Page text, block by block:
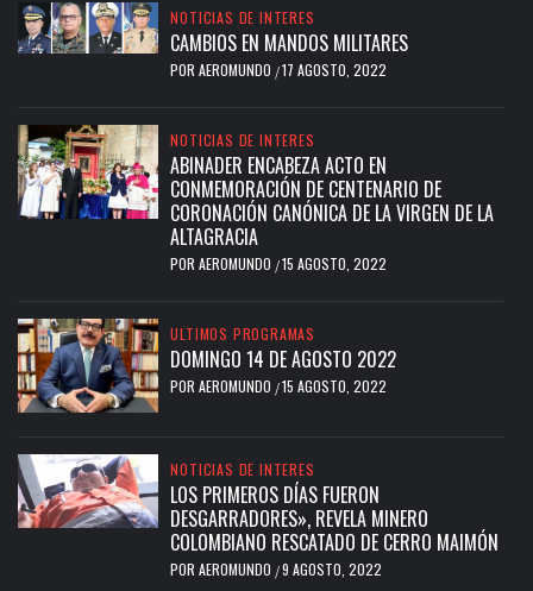
NOTICIAS DE INTERES
CAMBIOS EN MANDOS MILITARES
POR AEROMUNDO /17 AGOSTO, 2022
NOTICIAS DE INTERES
ABINADER ENCABEZA ACTO EN
CONMEMORACIÓN DE CENTENARIO DE
CORONACIÓN CANÓNICA DE LA VIRGEN DE LA
ALTAGRACIA
POR AEROMUNDO /15 AGOSTO, 2022
ULTIMOS PROGRAMAS
DOMINGO 14 DE AGOSTO 2022
POR AEROMUNDO /15 AGOSTO, 2022
NOTICIAS DE INTERES
LOS PRIMEROS DÍAS FUERON
DESGARRADORES», REVELA MINERO
COLOMBIANO RESCATADO DE CERRO MAIMÓN
POR AEROMUNDO /9 AGOSTO, 2022